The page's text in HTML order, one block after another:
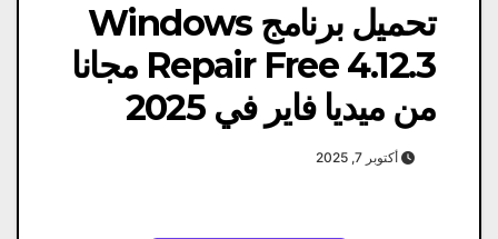
تحميل برنامج Windows
Repair Free 4.12.3 مجانا
من ميديا ​​فاير في 2025
أكتوبر 7, 2025